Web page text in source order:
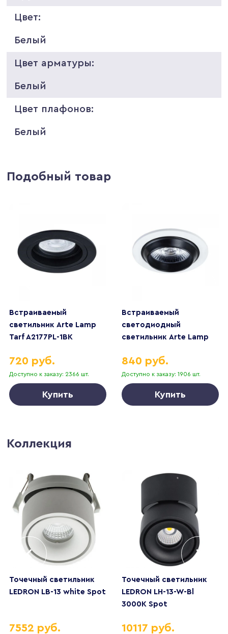
Цвет:
Белый
Цвет арматуры:
Белый
Цвет плафонов:
Белый
Подобный товар
Встраиваемый
светильник Arte Lamp
Tarf A2177PL-1BK
Доступно к заказу: 2366 шт.
720 руб.
Купить
Встраиваемый
светодиодный
светильник Arte Lamp
Доступно к заказу: 1906 шт.
840 руб.
Купить
Коллекция
Точечный светильник
LEDRON LB-13 white Spot
7552 руб.
Точечный светильник
LEDRON LH-13-W-Bl
3000K Spot
10117 руб.